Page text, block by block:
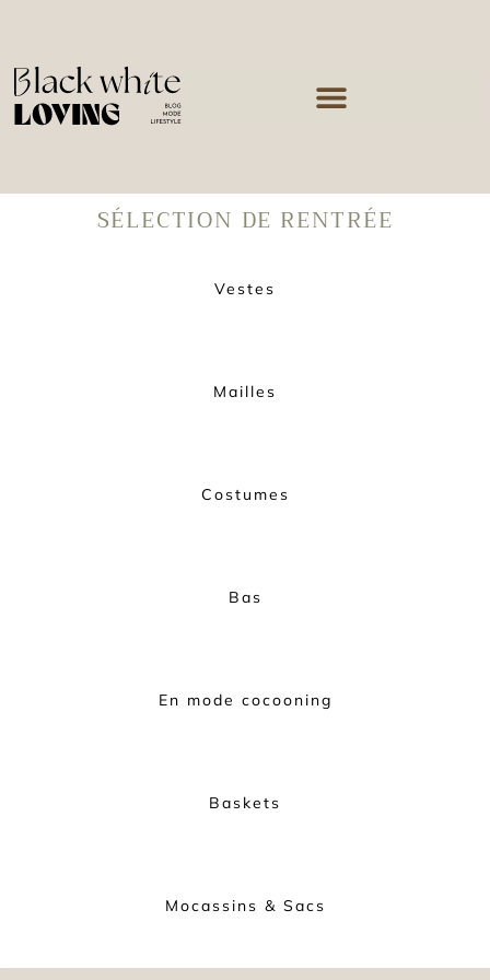
SÉLECTION DE RENTRÉE
Vestes
Mailles
Costumes
Bas
En mode cocooning
Baskets
Mocassins & Sacs